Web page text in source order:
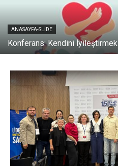
ANASAYFA-SLIDE
Konferans: Kendini İyileştirmek